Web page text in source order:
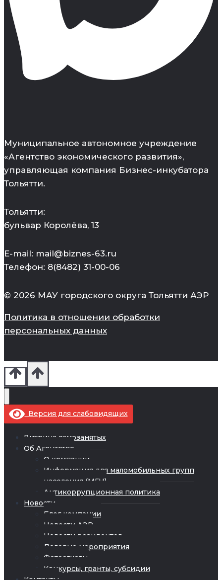
Муниципальное автономное учреждение
«Агентство экономического развития»,
управляющая компания Бизнес-инкубатора
Тольятти.
Тольятти:
бульвар Королёва, 13
E-mail: mail@biznes-63.ru
Телефон: 8(8482) 31-00-06
© 2026 МАУ городского округа Тольятти АЭР
Политика в отношении обработки
персональных данных
Версия для слабовидящих
Витрина самозанятых
Об Агентстве
О компании
Информация для маломобильных групп
населения (МГН)
Антикоррупционная политика
Новости
Блог компании
Новости АЭР
Новости резидентов
Деловые мероприятия
Фотоотчеты
Конкурсы, гранты, субсидии